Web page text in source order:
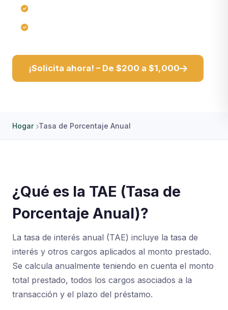
Prestamista directo en línea
Financiación el mismo día*
¡Solicita ahora! – De $200 a $1,000
Hogar Tasa de Porcentaje Anual
¿Qué es la TAE (Tasa de
Porcentaje Anual)?
La tasa de interés anual (TAE) incluye la tasa de
interés y otros cargos aplicados al monto prestado.
Se calcula anualmente teniendo en cuenta el monto
total prestado, todos los cargos asociados a la
transacción y el plazo del préstamo.